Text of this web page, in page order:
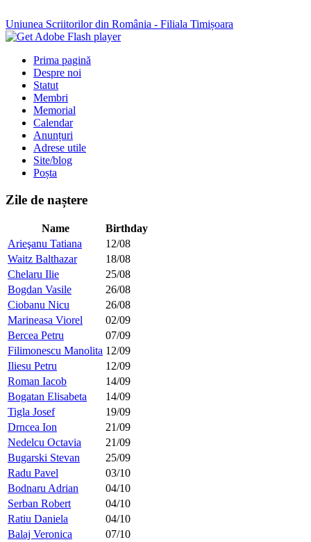
Uniunea Scriitorilor din România - Filiala Timișoara
Prima pagină
Despre noi
Statut
Membri
Memorial
Calendar
Anunțuri
Adrese utile
Site/blog
Poșta
Zile de naștere
Name
Birthday
Arieşanu Tatiana
12/08
Waitz Balthazar
18/08
Chelaru Ilie
25/08
Bogdan Vasile
26/08
Ciobanu Nicu
26/08
Marineasa Viorel
02/09
Bercea Petru
07/09
Filimonescu Manolita 12/09
Iliesu Petru
12/09
Roman Iacob
14/09
Bogatan Elisabeta
14/09
Tigla Josef
19/09
Drncea Ion
21/09
Nedelcu Octavia
21/09
Bugarski Stevan
25/09
Radu Pavel
03/10
Bodnaru Adrian
04/10
Serban Robert
04/10
Ratiu Daniela
04/10
Balaj Veronica
07/10